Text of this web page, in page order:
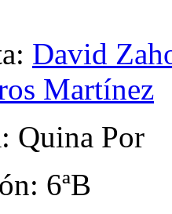
David
Martínez
Quina Por
6ªB